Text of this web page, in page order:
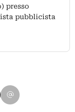
presso
pubblicista
Pinterest
su WhatsApp
Condividi su Email